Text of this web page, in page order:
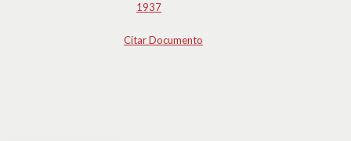
1937
Citar Documento